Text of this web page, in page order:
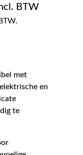
BTW
met
en
te